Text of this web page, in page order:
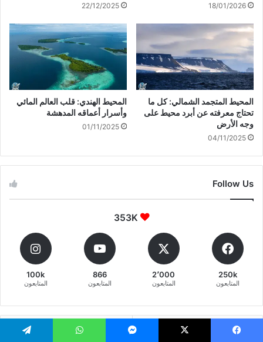
18/01/2026
22/12/2025
المحيط المتجمد الشمالي: كل ما
تحتاج معرفته عن أبرد محيط على
وجه الأرض
04/11/2025
المحيط الهندي: قلب العالم المائي
وأسرار أعماقه المدهشة
01/11/2025
Follow Us
353K
250k
المتابعون
2٬000
المتابعون
866
المتابعون
100k
المتابعون
الأشهر الأخيرة